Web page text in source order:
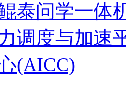
泰问学一体
调度与加速
(AICC)